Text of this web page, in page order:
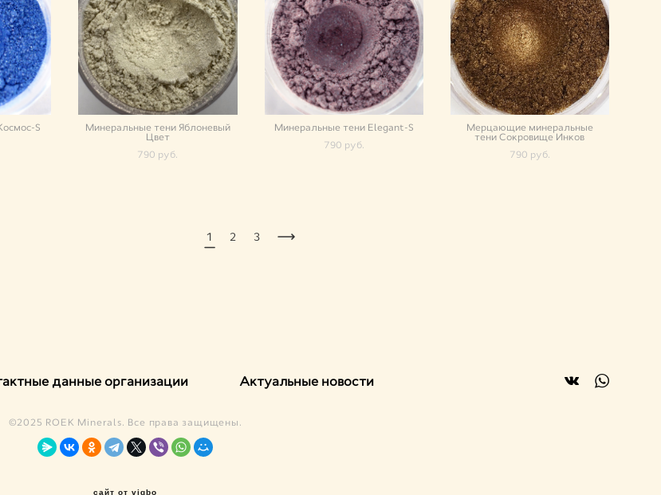
S
Минеральные тени Яблоневый
Цвет
790 pуб.
Минеральные тени Elegant-S
790 pуб.
Мерцающие минеральные
тени Сокровище Инков
790 pуб.
1 2 3
данные организации Актуальные новости
©2025 ROEK Minerals. Все права защищены.
сайт от vigbo